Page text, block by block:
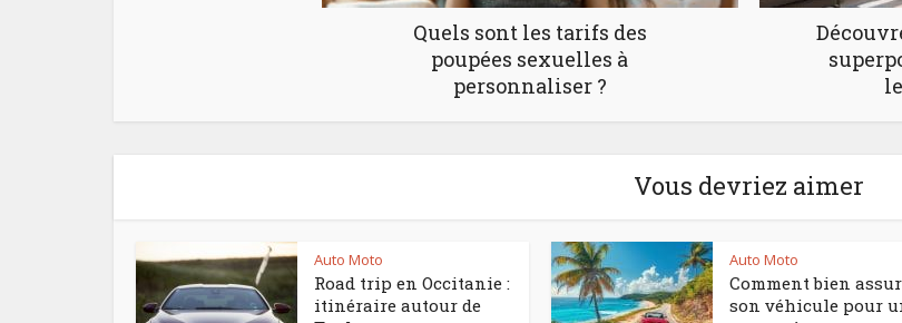
Quels sont les tarifs des
poupées sexuelles à
personnaliser ?
Vous devriez aimer
Auto Moto
Road trip en Occitanie :
itinéraire autour de
Auto Moto
Comment bien
son véhicule pour